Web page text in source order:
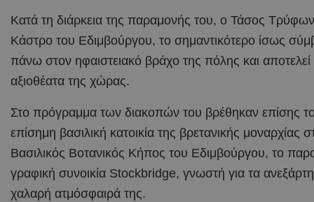
Κατά τη διάρκεια της παραμονής του, ο Τάσος
Κάστρο του Εδιμβούργου, το σημαντικότερο ίσως
πάνω στον ηφαιστειακό βράχο της πόλης και
αξιοθέατα της χώρας.
Στο πρόγραμμα των διακοπών του βρέθηκαν επίσης
επίσημη βασιλική κατοικία της βρετανικής
Βασιλικός Βοτανικός Κήπος του Εδιμβούργου, το
γραφική συνοικία Stockbridge, γνωστή για τα
χαλαρή ατμόσφαιρά της.